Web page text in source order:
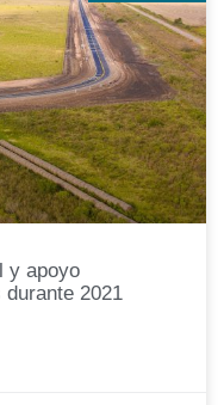
y apoyo
2021